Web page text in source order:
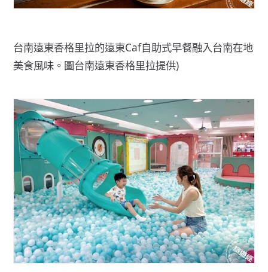
台南遠東香格里拉的遠東Caf自助式早餐融入台南在地
美食風味。圖台南遠東香格里拉提供)